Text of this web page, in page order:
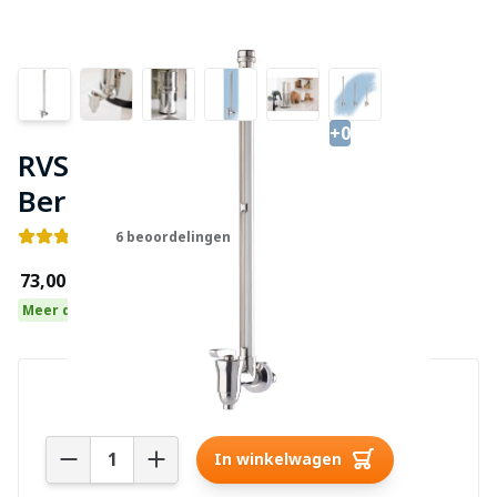
+0
RVS Kijkglaskraantje Royal
Berkey
6 beoordelingen
€73,00
Meer dan 10 op voorraad
In winkelwagen